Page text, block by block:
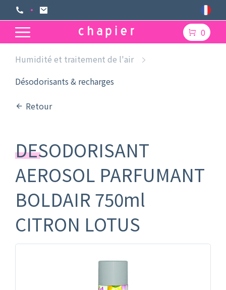
0
Humidité et traitement de l'air
Désodorisants & recharges
Retour
DESODORISANT
AEROSOL PARFUMANT
BOLDAIR 750ml
CITRON LOTUS